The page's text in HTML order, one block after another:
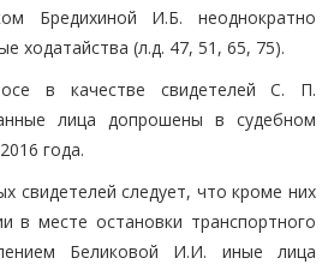
Бредихиной И.Б. неоднократно
ходатайства (л.д. 47, 51, 65, 75).
в качестве свидетелей С. П.
лица допрошены в судебном
года.
свидетелей следует, что кроме них
в месте остановки транспортного
Беликовой И.И. иные лица